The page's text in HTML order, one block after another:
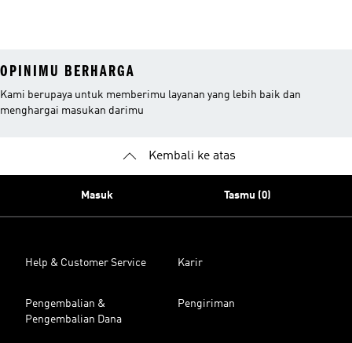
OPINIMU BERHARGA
Kami berupaya untuk memberimu layanan yang lebih baik dan
menghargai masukan darimu
Kembali ke atas
Masuk Tasmu (0)
Help & Customer Service Karir
Pengembalian &
Pengembalian Dana
Pengiriman